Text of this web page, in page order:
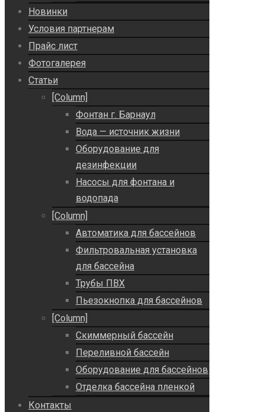
Новинки
Условия партнерам
Прайс лист
Фотогалерея
Статьи
[Column]
Фонтан г. Барнаул
Вода — источник жизни
Оборудование для
дезинфекции
Насосы для фонтана и
водопада
[Column]
Автоматика для бассейнов
Фильтровальная установка
для бассейна
Трубы ПВХ
Пьезокнопка для бассейнов
[Column]
Скиммерный бассейн
Переливной бассейн
Оборудование для бассейнов
Отделка бассейна пленкой
Контакты